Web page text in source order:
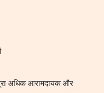
अधिक आरामदायक और